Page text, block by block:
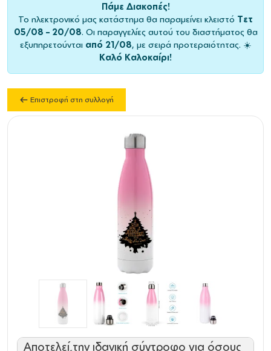
Πάμε Διακοπές!
Το ηλεκτρονικό μας κατάστημα θα παραμείνει κλειστό Τετ
05/08 – 20/08. Οι παραγγελίες αυτού του διαστήματος θα
εξυπηρετούνται από 21/08, με σειρά προτεραιότητας. ☀️
Καλό Καλοκαίρι!
Επιστροφή στη συλλογή
Αποτελεί την ιδανική σύντροφο για όσους